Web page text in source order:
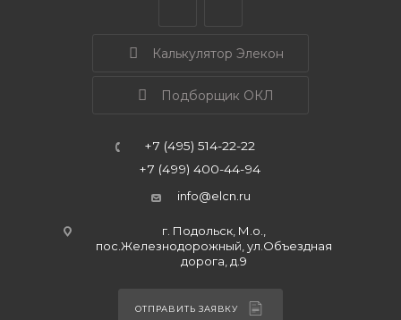
Калькулятор Элекон
Подборщик ОКЛ
+7 (495) 514-22-22
+7 (499) 400-44-94
info@elcn.ru
г. Подольск, М.о.,
пос.Железнодорожный, ул.Объездная
дорога, д.9
ОТПРАВИТЬ ЗАЯВКУ